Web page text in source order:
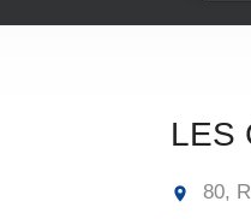
LES
80,